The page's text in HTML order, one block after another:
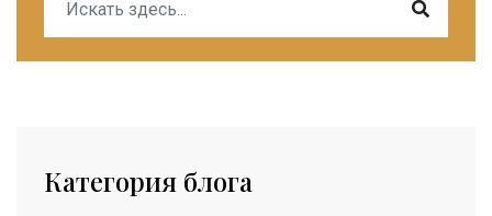
Категория блога